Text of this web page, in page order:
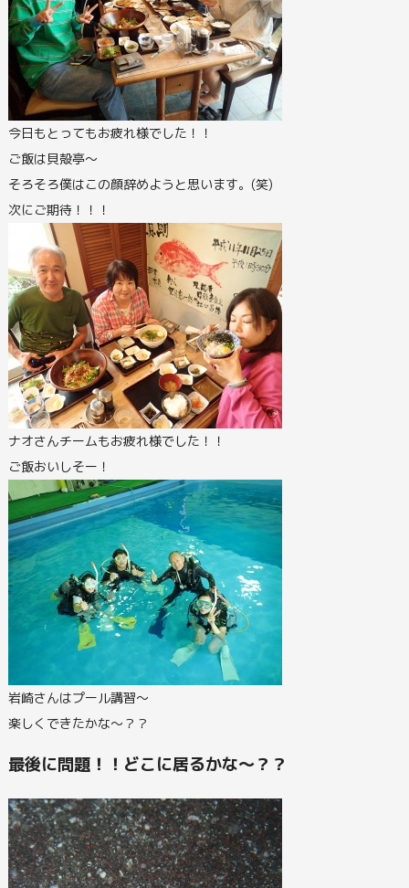
今日もとってもお疲れ様でした！！
ご飯は貝殻亭～
そろそろ僕はこの顔辞めようと思います。(笑)
次にご期待！！！
ナオさんチームもお疲れ様でした！！
ご飯おいしそー！
岩崎さんはプール講習～
楽しくできたかな～？？
最後に問題！！どこに居るかな～？？